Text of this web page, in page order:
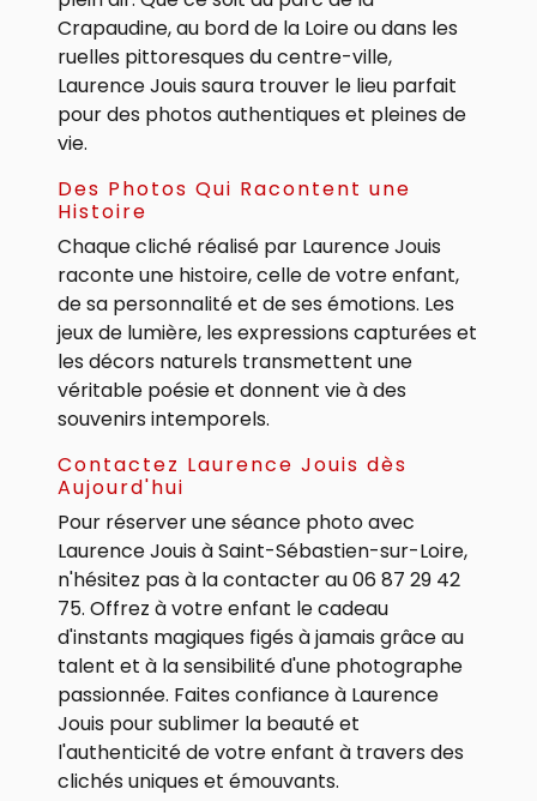
Crapaudine, au bord de la Loire ou dans les
ruelles pittoresques du centre-ville,
Laurence Jouis saura trouver le lieu parfait
pour des photos authentiques et pleines de
vie.
Des Photos Qui Racontent une
Histoire
Chaque cliché réalisé par Laurence Jouis
raconte une histoire, celle de votre enfant,
de sa personnalité et de ses émotions. Les
jeux de lumière, les expressions capturées et
les décors naturels transmettent une
véritable poésie et donnent vie à des
souvenirs intemporels.
Contactez Laurence Jouis dès
Aujourd'hui
Pour réserver une séance photo avec
Laurence Jouis à Saint-Sébastien-sur-Loire,
n'hésitez pas à la contacter au 06 87 29 42
75. Offrez à votre enfant le cadeau
d'instants magiques figés à jamais grâce au
talent et à la sensibilité d'une photographe
passionnée. Faites confiance à Laurence
Jouis pour sublimer la beauté et
l'authenticité de votre enfant à travers des
clichés uniques et émouvants.